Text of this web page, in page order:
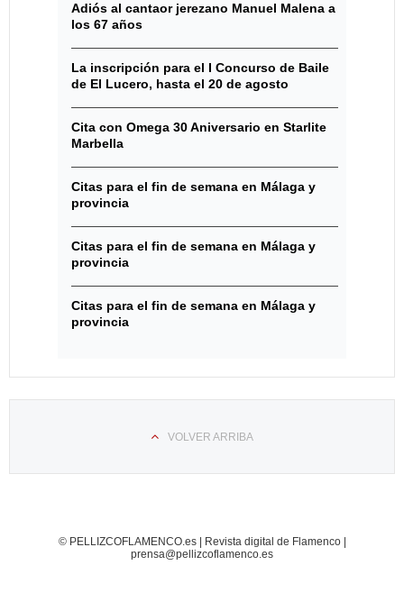
Adiós al cantaor jerezano Manuel Malena a
los 67 años
La inscripción para el I Concurso de Baile
de El Lucero, hasta el 20 de agosto
Cita con Omega 30 Aniversario en Starlite
Marbella
Citas para el fin de semana en Málaga y
provincia
Citas para el fin de semana en Málaga y
provincia
Citas para el fin de semana en Málaga y
provincia
VOLVER ARRIBA
© PELLIZCOFLAMENCO.es | Revista digital de Flamenco |
prensa@pellizcoflamenco.es